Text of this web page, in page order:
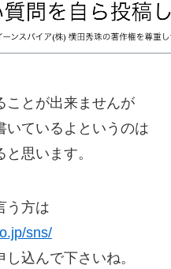
ことが出来ませんが
いているよというのは
思います。
う方は
sns/
込んで下さいね。